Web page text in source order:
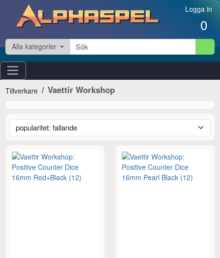
Hoppa till innehåll Logga in
0
Alla kategorier
Tillverkare Vaettir Workshop